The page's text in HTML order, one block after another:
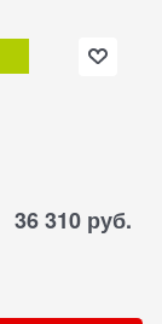
36 310 руб.